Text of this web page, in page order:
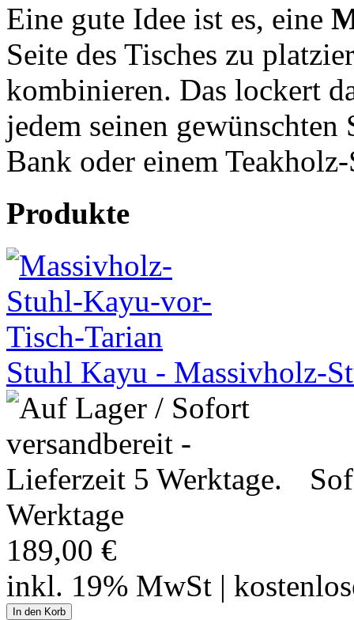
Eine gute Idee ist es, eine
Seite des Tisches zu
kombinieren. Das lockert
jedem seinen
Bank oder einem
Produkte
Stuhl Kayu - Massivholz-
Werktage
189,00 €
inkl. 19% MwSt |